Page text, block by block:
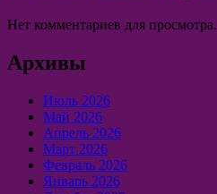
Нет комментариев для просмотра.
Архивы
Июль 2026
Май 2026
Апрель 2026
Март 2026
Февраль 2026
Январь 2026